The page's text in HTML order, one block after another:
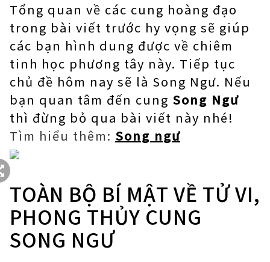
Tổng quan về các cung hoàng đạo
trong bài viết trước hy vọng sẽ giúp
các bạn hình dung được về chiêm
tinh học phương tây này. Tiếp tục
chủ đề hôm nay sẽ là Song Ngư. Nếu
bạn quan tâm đến cung Song Ngư
thì đừng bỏ qua bài viết này nhé!
Tìm hiểu thêm: Song ngư
TOÀN BỘ BÍ MẬT VỀ TỬ VI,
PHONG THỦY CUNG
SONG NGƯ